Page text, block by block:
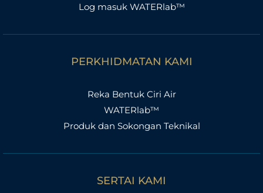
Log masuk WATERlab™
PERKHIDMATAN KAMI
Reka Bentuk Ciri Air
WATERlab™
Produk dan Sokongan Teknikal
SERTAI KAMI